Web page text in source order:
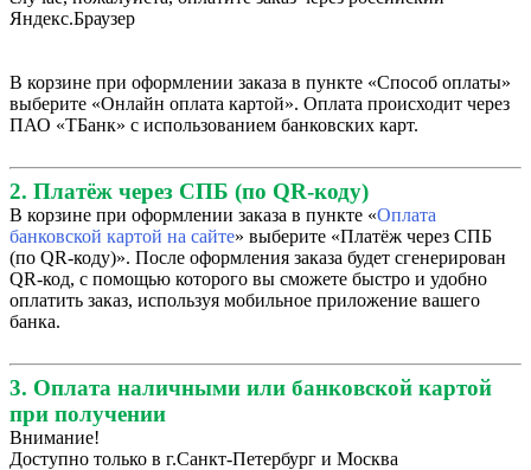
Яндекс.Браузер
В корзине при оформлении заказа в пункте «Способ оплаты»
выберите «Онлайн оплата картой». Оплата происходит через
ПАО «ТБанк» с использованием банковских карт.
2. Платёж через СПБ (по QR-коду)
В корзине при оформлении заказа в пункте «Оплата
банковской картой на сайте» выберите «Платёж через СПБ
(по QR-коду)». После оформления заказа будет сгенерирован
QR-код, с помощью которого вы сможете быстро и удобно
оплатить заказ, используя мобильное приложение вашего
банка.
3. Оплата наличными или банковской картой
при получении
Внимание!
Доступно только в г.Санкт-Петербург и Москва